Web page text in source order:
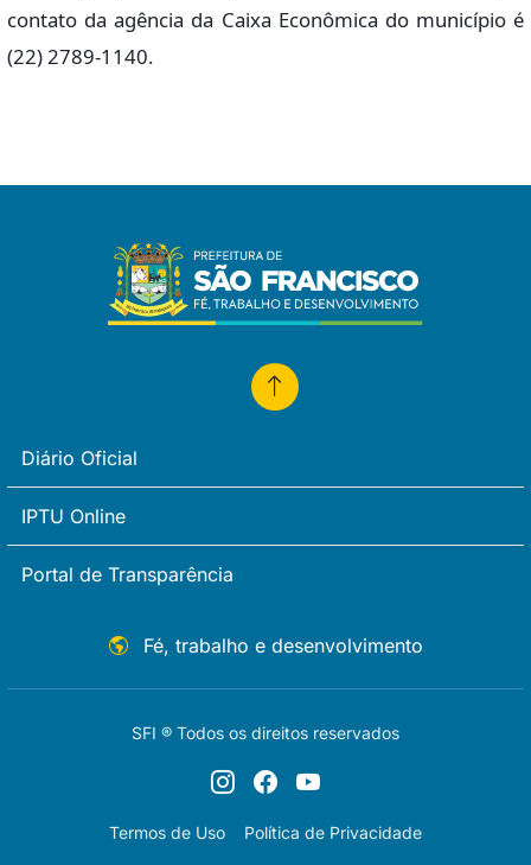
contato da agência da Caixa Econômica do município é
(22) 2789-1140.
Diário Oficial
IPTU Online
Portal de Transparência
Fé, trabalho e desenvolvimento
SFI ® Todos os direitos reservados
Termos de Uso Política de Privacidade